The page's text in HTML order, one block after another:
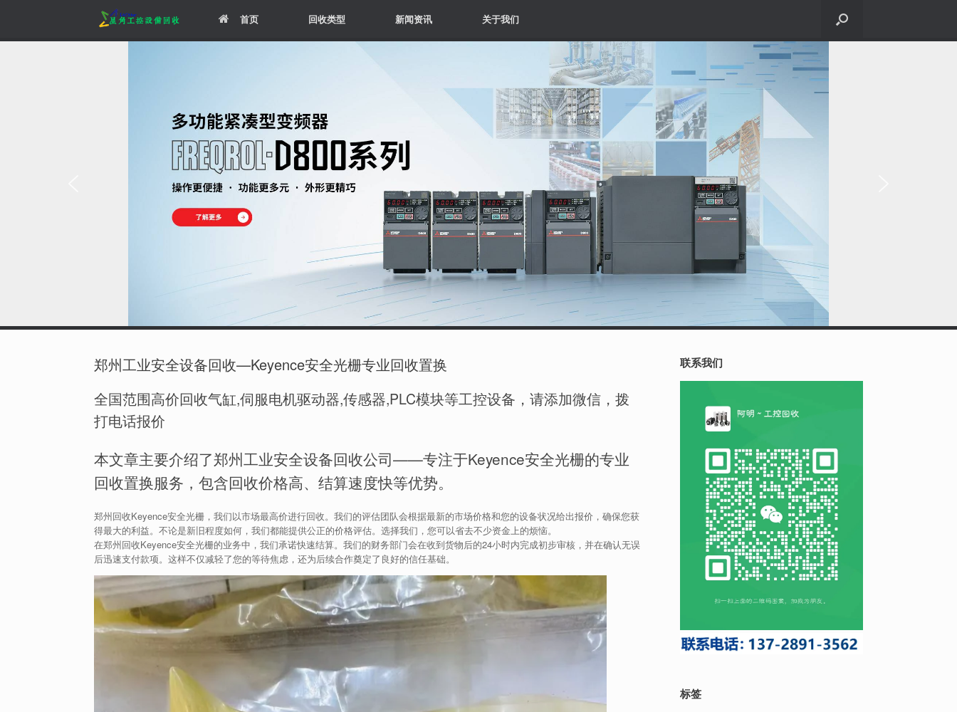
首页 回收类型 新闻资讯 关于我们
郑州工业安全设备回收—Keyence安全光栅专业回收置换
全国范围高价回收气缸,伺服电机驱动器,传感器,PLC模块等工控设备，请添加微信，拨
打电话报价
本文章主要介绍了郑州工业安全设备回收公司——专注于Keyence安全光栅的专业
回收置换服务，包含回收价格高、结算速度快等优势。
郑州回收Keyence安全光栅，我们以市场最高价进行回收。我们的评估团队会根据最新的市场价格和您的设备状况给出报价，确保您获
得最大的利益。不论是新旧程度如何，我们都能提供公正的价格评估。选择我们，您可以省去不少资金上的烦恼。
在郑州回收Keyence安全光栅的业务中，我们承诺快速结算。我们的财务部门会在收到货物后的24小时内完成初步审核，并在确认无误
后迅速支付款项。这样不仅减轻了您的等待焦虑，还为后续合作奠定了良好的信任基础。
联系我们
标签